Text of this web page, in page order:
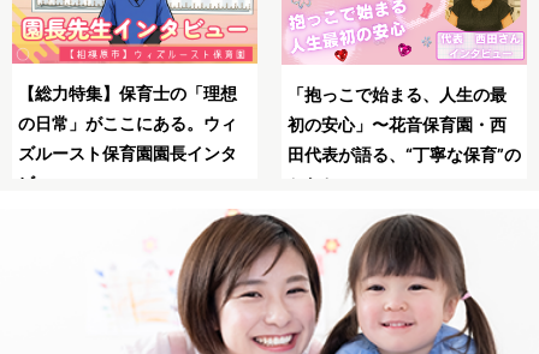
た保育士求人JOBS
る保育士求人JOBSで安全
職！